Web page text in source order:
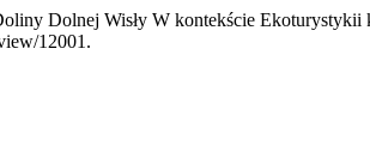
Dolnej Wisły W kontekście Ekoturystykii
12001.